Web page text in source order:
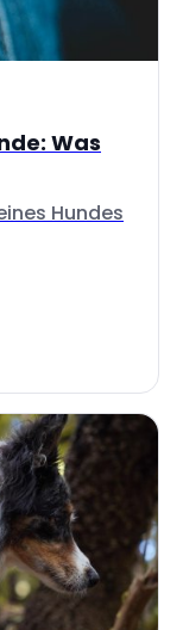
Was
Hundes